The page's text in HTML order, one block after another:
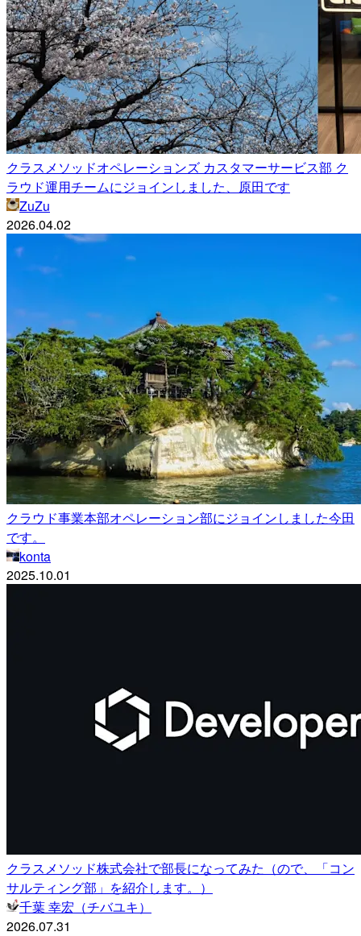
クラスメソッドオペレーションズ カスタマーサービス部 ク
ラウド運用チームにジョインしました、原田です
ZuZu
2026.04.02
クラウド事業本部オペレーション部にジョインしました今田
です。
konta
2025.10.01
クラスメソッド株式会社で部長になってみた（ので、「コン
サルティング部」を紹介します。）
千葉 幸宏（チバユキ）
2026.07.31